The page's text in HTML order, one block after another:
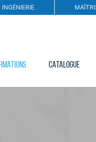
INGÉNIERIE
CATALOGUE